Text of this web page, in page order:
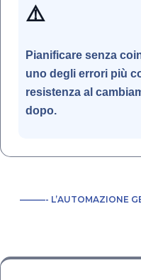
⚠️
Pianificare senza
uno degli errori più
resistenza al
dopo.
———- L’AUTOMAZIONE